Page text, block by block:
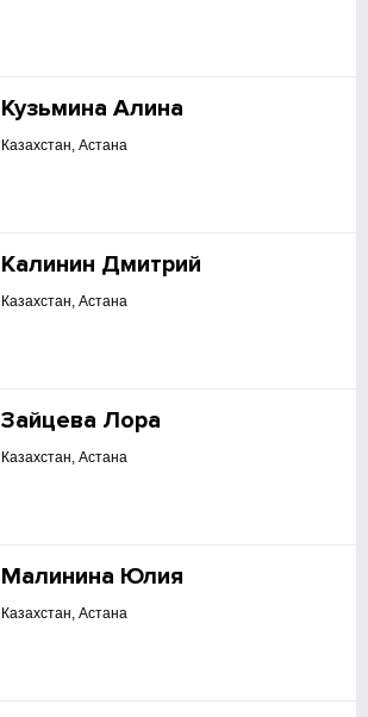
Кузьмина Алина
Казахстан, Астана
Калинин Дмитрий
Казахстан, Астана
Зайцева Лора
Казахстан, Астана
Малинина Юлия
Казахстан, Астана